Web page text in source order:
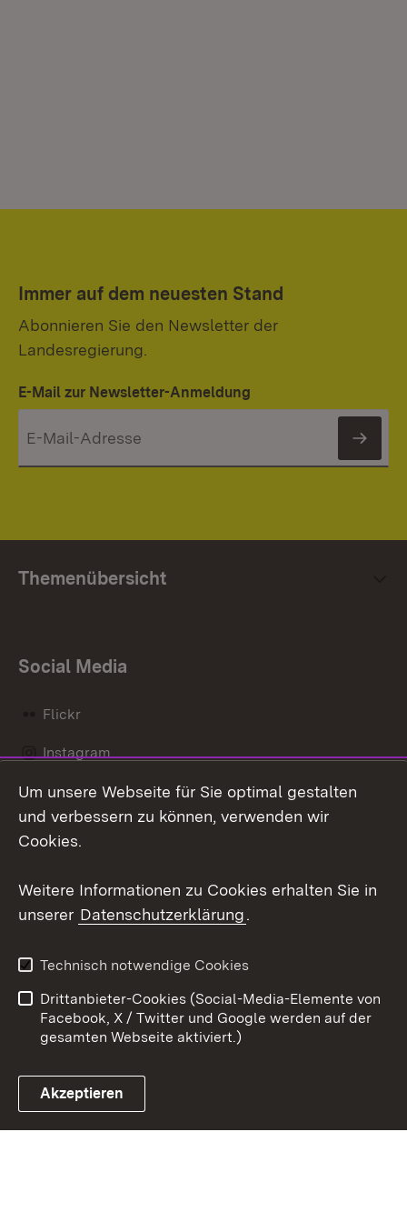
Immer auf dem neuesten Stand
Abonnieren Sie den Newsletter der
Landesregierung.
E-Mail zur Newsletter-Anmeldung
Themenübersicht
Social Media
Flickr
Instagram
Social Wall
Link zum Landesportal
Barrierefreiheit
Benutzungshinweise
Impressum
Cookies
Um unsere Webseite für Sie optimal gestalten
und verbessern zu können, verwenden wir
Cookies.
Weitere Informationen zu Cookies erhalten Sie in
unserer Datenschutzerklärung.
Technisch notwendige Cookies
Drittanbieter-Cookies (Social-Media-Elemente von
Facebook, X / Twitter und Google werden auf der
gesamten Webseite aktiviert.)
Akzeptieren